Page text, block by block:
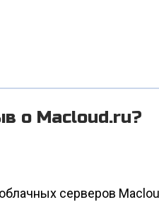
о Macloud.ru?
серверов